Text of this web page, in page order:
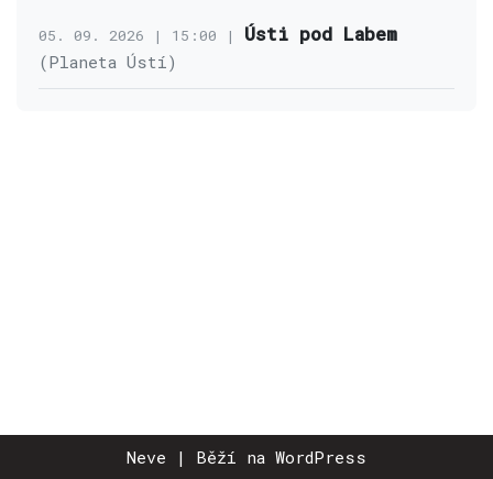
05. 09. 2026 | 15:00 | Ústi pod Labem
(Planeta Ústí)
Neve | Běží na WordPress